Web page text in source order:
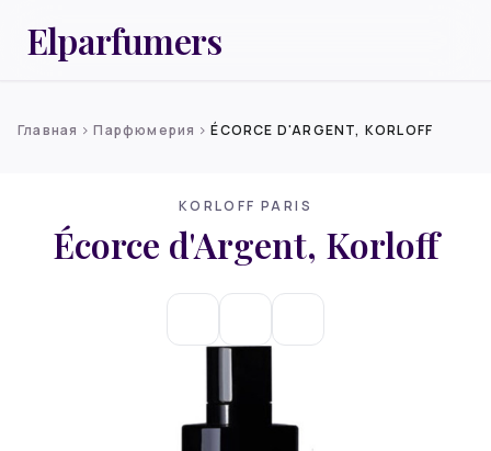
Elparfumers
Главная chevron_rightПарфюмерия chevron_rightÉCORCE D'ARGENT, KORLOFF
KORLOFF PARIS
Écorce d'Argent, Korloff